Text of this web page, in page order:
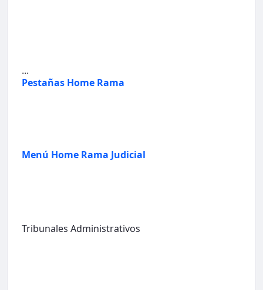
...
Pestañas Home Rama
Menú Home Rama Judicial
Tribunales Administrativos